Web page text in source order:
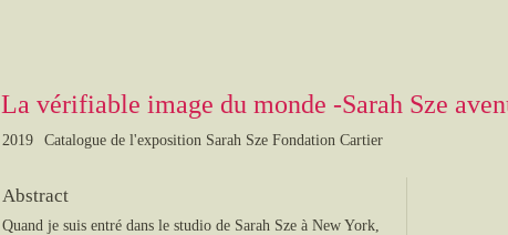
La vérifiable image du monde -Sarah Sze
2019 Catalogue de l'exposition Sarah Sze Fondation Cartier
Abstract
Quand je suis entré dans le studio de Sarah Sze à New York,